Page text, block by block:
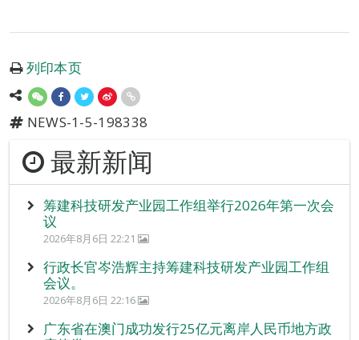
列印本页
NEWS-1-5-198338
最新新闻
筹建科技研发产业园工作组举行2026年第一次会
议
2026年8月6日 22:21
行政长官岑浩辉主持筹建科技研发产业园工作组
会议。
2026年8月6日 22:16
广东省在澳门成功发行25亿元离岸人民币地方政